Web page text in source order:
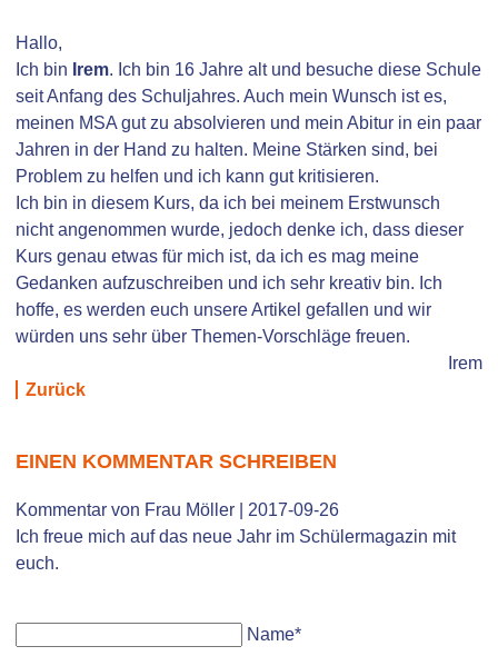
Hallo,
Ich bin Irem. Ich bin 16 Jahre alt und besuche diese Schule
seit Anfang des Schuljahres. Auch mein Wunsch ist es,
meinen MSA gut zu absolvieren und mein Abitur in ein paar
Jahren in der Hand zu halten. Meine Stärken sind, bei
Problem zu helfen und ich kann gut kritisieren.
Ich bin in diesem Kurs, da ich bei meinem Erstwunsch
nicht angenommen wurde, jedoch denke ich, dass dieser
Kurs genau etwas für mich ist, da ich es mag meine
Gedanken aufzuschreiben und ich sehr kreativ bin. Ich
hoffe, es werden euch unsere Artikel gefallen und wir
würden uns sehr über Themen-Vorschläge freuen.
Irem
Zurück
EINEN KOMMENTAR SCHREIBEN
Kommentar von Frau Möller | 2017-09-26
Ich freue mich auf das neue Jahr im Schülermagazin mit
euch.
Pflichtfeld
Name*